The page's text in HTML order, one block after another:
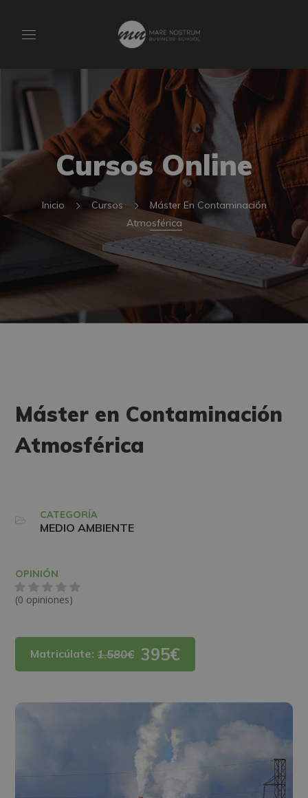
Cursos Online
Inicio Cursos
Máster En Contaminación
Atmosférica
Máster en Contaminación
Atmosférica
CATEGORÍA
MEDIO AMBIENTE
OPINIÓN
(0 opiniones)
Matricúlate:1.580€ 395€